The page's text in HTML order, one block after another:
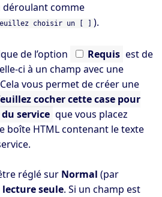
comme
choisir un [ ] ).
de l’option Requis est de
ci à un champ avec une
vous permet de créer une
cocher cette case pour
service que vous placez
boîte HTML contenant le texte
réglé sur Normal (par
lecture seule. Si un champ est